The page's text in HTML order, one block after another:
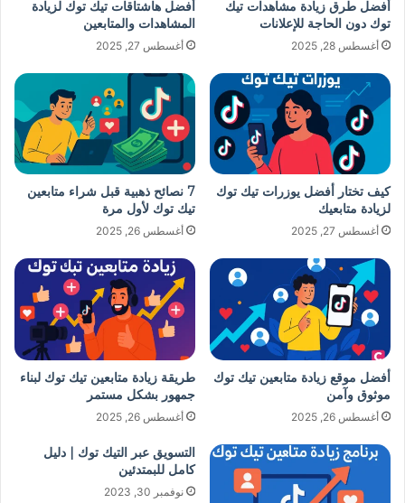
أفضل طرق زيادة مشاهدات تيك
توك دون الحاجة للإعلانات
أغسطس 28, 2025
أفضل هاشتاقات تيك توك لزيادة
المشاهدات والمتابعين
أغسطس 27, 2025
كيف تختار أفضل يوزرات تيك توك
لزيادة متابعيك
أغسطس 27, 2025
7 نصائح ذهبية قبل شراء متابعين
تيك توك لأول مرة
أغسطس 26, 2025
أفضل موقع زيادة متابعين تيك توك
موثوق وآمن
أغسطس 26, 2025
طريقة زيادة متابعين تيك توك لبناء
جمهور بشكل مستمر
أغسطس 26, 2025
التسويق عبر التيك توك | دليل
كامل للبمتدئين
نوفمبر 30, 2023